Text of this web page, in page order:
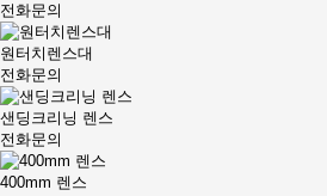
전화문의
원터치렌스대
전화문의
샌딩크리닝 렌스
전화문의
400mm 렌스